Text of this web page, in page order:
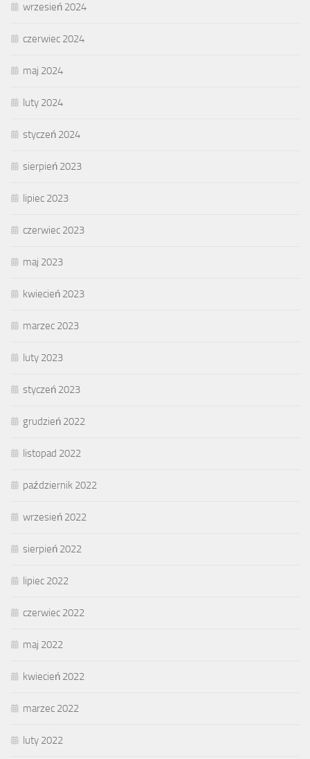
wrzesień 2024
czerwiec 2024
maj 2024
luty 2024
styczeń 2024
sierpień 2023
lipiec 2023
czerwiec 2023
maj 2023
kwiecień 2023
marzec 2023
luty 2023
styczeń 2023
grudzień 2022
listopad 2022
październik 2022
wrzesień 2022
sierpień 2022
lipiec 2022
czerwiec 2022
maj 2022
kwiecień 2022
marzec 2022
luty 2022